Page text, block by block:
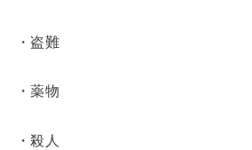
・盗難
・薬物
・殺人